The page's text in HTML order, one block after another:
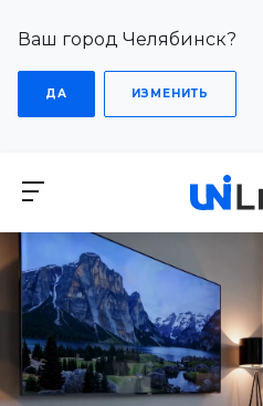
Ваш город Челябинск?
ДА ИЗМЕНИТЬ